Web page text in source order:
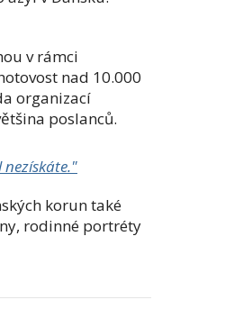
v rámci
nad 10.000
organizací
poslanců.
nezískáte."
korun také
rodinné portréty